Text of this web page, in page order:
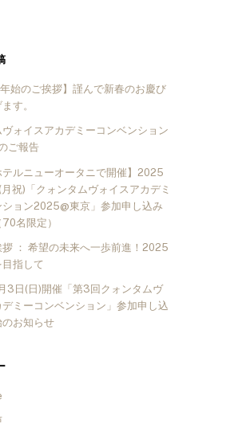
始のご挨拶】謹んで新春のお慶び
す。
ォイスアカデミーコンベンション
ご報告
テルニューオータニで開催】2025
祝)「クォンタムヴォイスアカデミ
ション2025@東京」参加申し込み
名限定）
拶 ： 希望の未来へ一歩前進！2025
指して
3日(日)開催「第3回クォンタムヴ
デミーコンベンション」参加申し込
お知らせ